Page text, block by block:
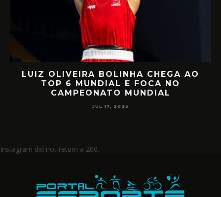
LUIZ OLIVEIRA BOLINHA CHEGA AO
TOP 6 MUNDIAL E FOCA NO
CAMPEONATO MUNDIAL
JUL 17, 2025
Instagram did not return a 200.